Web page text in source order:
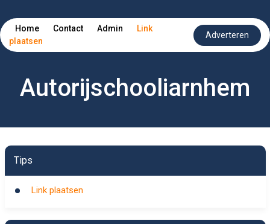
Home Contact Admin
Link
plaatsen
Adverteren
Autorijschooliarnhem
Tips
Link plaatsen